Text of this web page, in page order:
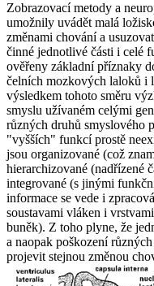
Zobrazovací metody a
umožnily uvádět malá
změnami chování a
činné jednotlivé části i celé
ověřeny základní příznaky
čelních mozkových laloků i
výsledkem tohoto směru
smyslu užívaném celými
různých druhů smyslového
"vyšších" funkcí prostě
jsou organizované (což
hierarchizované (nadřízené
integrované (s jinými
informace se vede i
soustavami vláken i
buněk). Z toho plyne, že
a naopak poškození
projevit stejnou změnou